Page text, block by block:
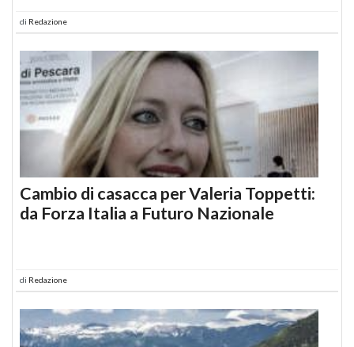
di Redazione
Cambio di casacca per Valeria Toppetti:
da Forza Italia a Futuro Nazionale
di Redazione